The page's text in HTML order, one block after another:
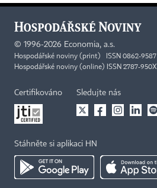
© 1996-2026 Economia, a.s.
Hospodářské noviny (print) ISSN 0862-9587
Hospodářské noviny (online) ISSN 2787-950X
Certifikováno Sledujte nás
Stáhněte si aplikaci HN